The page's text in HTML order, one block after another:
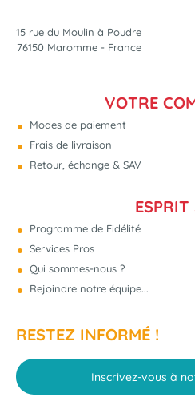
15 rue du Moulin à Poudre
76150 Maromme - France
VOTRE
Modes de paiement
Frais de livraison
Retour, échange & SAV
ESPRIT
Programme de Fidélité
Services Pros
Qui sommes-nous ?
Rejoindre notre équipe...
RESTEZ INFORMÉ !
Inscrivez-vous à